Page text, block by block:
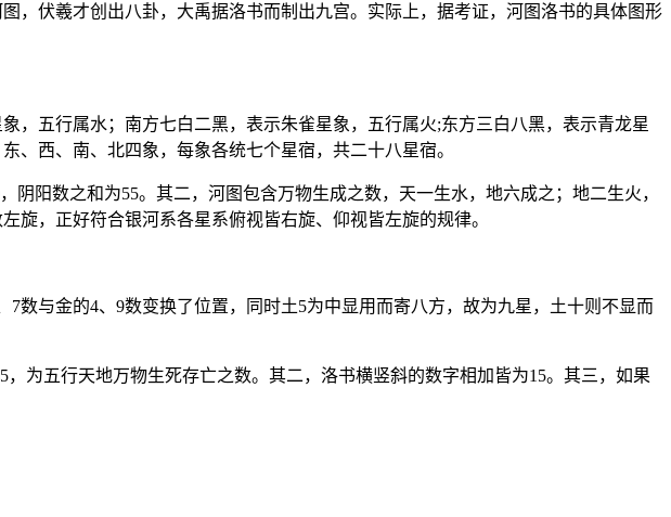
，伏羲才创出八卦，大禹据洛书而制出九宫。实际上，据考证，河图洛书的具体图形
，五行属水；南方七白二黑，表示朱雀星象，五行属火;东方三白八黑，表示青龙星
、西、南、北四象，每象各统七个星宿，共二十八星宿。
阳数之和为55。其二，河图包含万物生成之数，天一生水，地六成之；地二生火，
旋，正好符合银河系各星系俯视皆右旋、仰视皆左旋的规律。
数与金的4、9数变换了位置，同时土5为中显用而寄八方，故为九星，土十则不显而
为五行天地万物生死存亡之数。其二，洛书横竖斜的数字相加皆为15。其三，如果